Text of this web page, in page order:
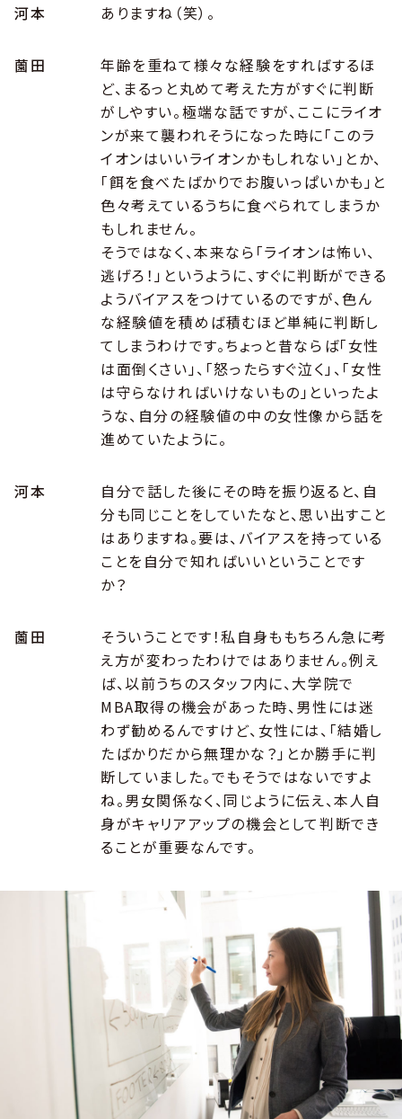
河本 ありますね（笑）。
薗田
年齢を重ねて様々な経験をすればするほ
ど、まるっと丸めて考えた方がすぐに判断
がしやすい。極端な話ですが、ここにライオ
ンが来て襲われそうになった時に「このラ
イオンはいいライオンかもしれない」とか、
「餌を食べたばかりでお腹いっぱいかも」と
色々考えているうちに食べられてしまうか
もしれません。
そうではなく、本来なら「ライオンは怖い、
逃げろ！」というように、すぐに判断ができる
ようバイアスをつけているのですが、色ん
な経験値を積めば積むほど単純に判断し
てしまうわけです。ちょっと昔ならば「女性
は面倒くさい」、「怒ったらすぐ泣く」、「女性
は守らなければいけないもの」といったよ
うな、自分の経験値の中の女性像から話を
進めていたように。
河本
自分で話した後にその時を振り返ると、自
分も同じことをしていたなと、思い出すこと
はありますね。要は、バイアスを持っている
ことを自分で知ればいいということです
か？
薗田
そういうことです！私自身ももちろん急に考
え方が変わったわけではありません。例え
ば、以前うちのスタッフ内に、大学院で
MBA取得の機会があった時、男性には迷
わず勧めるんですけど、女性には、「結婚し
たばかりだから無理かな？」とか勝手に判
断していました。でもそうではないですよ
ね。男女関係なく、同じように伝え、本人自
身がキャリアアップの機会として判断でき
ることが重要なんです。